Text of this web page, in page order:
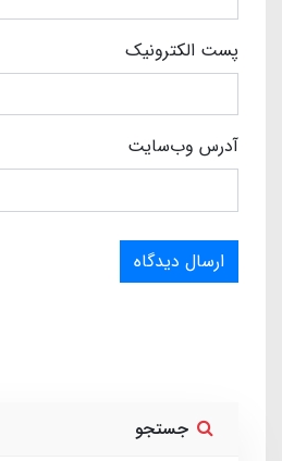
پست الکترونیک
آدرس وب‌سایت
ارسال دیدگاه
جستجو